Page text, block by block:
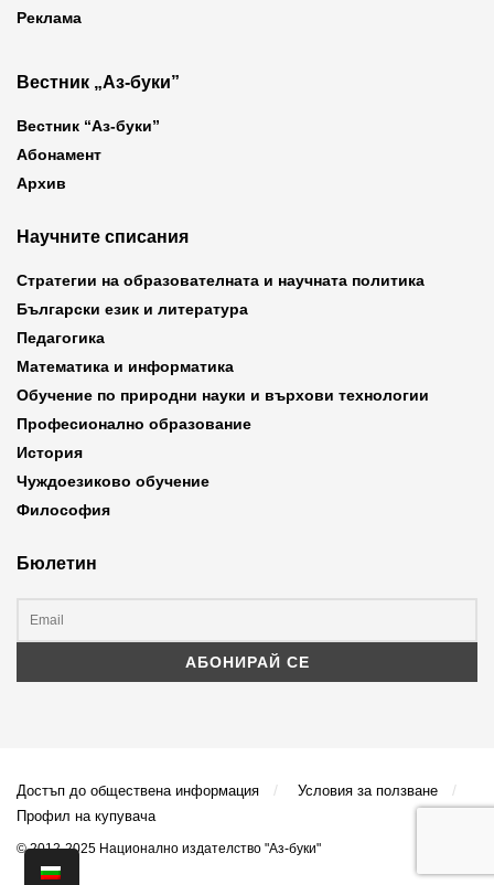
Реклама
Вестник „Аз-буки”
Вестник “Аз-буки”
Абонамент
Архив
Научните списания
Стратегии на образователната и научната политика
Български език и литература
Педагогика
Математика и информатика
Обучение по природни науки и върхови технологии
Професионално образование
История
Чуждоезиково обучение
Философия
Бюлетин
Достъп до обществена информация
Условия за ползване
Профил на купувача
© 2012-2025 Национално издателство "Аз-буки"